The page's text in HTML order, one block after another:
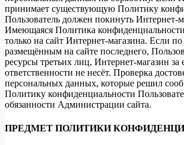
принимает существующую Политику
Пользователь должен покинуть Интернет-
Имеющаяся Политика конфиденциальности
только на сайт Интернет-магазина. Если
размещённым на сайте последнего,
ресурсы третьих лиц, Интернет-магазин за
ответственности не несёт. Проверка
персональных данных, которые решил
Политику конфиденциальности
обязанности Администрации сайта.
ПРЕДМЕТ ПОЛИТИКИ